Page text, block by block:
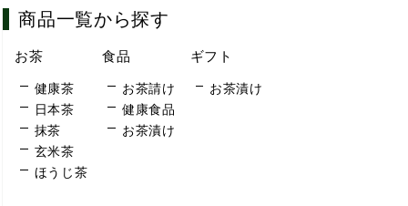
商品一覧から探す
お茶
健康茶
日本茶
抹茶
玄米茶
ほうじ茶
食品
お茶請け
健康食品
お茶漬け
ギフト
お茶漬け